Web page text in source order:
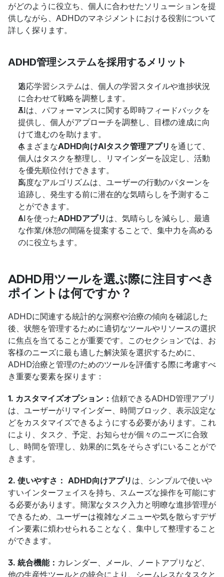
がどのように役立ち、個人に合わせたソリューションを提
供しながら、ADHDのマネジメントにおける役割について
詳しく探ります。
ADHD管理システムを採用するメリット
適応学習システムは、個人の学習スタイルや進捗状況
に合わせて戦略を調整します。
AIは、パフォーマンスに関する即時フィードバックを
提供し、個人がアプローチを調整し、目標の達成に向
けて進むのを助けます。
さまざまなADHD向けAIタスク管理アプリ を通じて、
個人はタスクを整理し、リマインダーを設定し、活動
を優先順位付けできます。
高度なアルゴリズムは、ユーザーの行動のパターンを
追跡し、発生する前に潜在的な気晴らしを予測するこ
とができます。
AIを使ったADHDアプリ は、気晴らしを減らし、最適
な作業/休憩の間隔を提案することで、集中力を高める
のに役立ちます。
ADHD用ツールを選ぶ際に注目すべき
ポイントは何ですか？
ADHDに関連する統計的な洞察や治療の傾向を確認した
後、状態を管理するために適切なツールやリソースの選択
に焦点を当てることが重要です。このセクションでは、お
客様のニーズに最も適した解決策を選択するために、
ADHD治療と管理のためのツールを評価する際に考慮すべ
き重要な要素を探ります：
1. カスタマイズオプション： 信頼できるADHD管理アプリ
は、ユーザーがリマインダー、時間ブロック、表示設定な
どをカスタマイズできるようにする必要があります。これ
により、タスク、予定、お知らせが個々のニーズに合致
し、時間を管理し、効果的に気をそらさずにいることがで
きます。
2. 使いやすさ： ADHD向けアプリ は、シンプルで使いや
すいインターフェイスを持ち、スムーズな操作を可能にす
る必要があります。簡潔なタスク入力と明瞭な進捗管理が
できるため、ユーザーは複雑なメニューや気を散らすデザ
イン要素に煩わせられることなく、集中して整理すること
ができます。
3. 統合機能： カレンダー、メール、ノートアプリなど、
他の生産性ツールとの統合により、シームレスなタスクと